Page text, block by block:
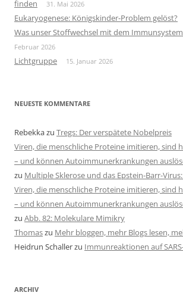
finden 31. Mai 2026
Eukaryogenese: Königskinder-Problem gelöst?
Was unser Stoffwechsel mit dem
Februar 2026
Lichtgruppe 15. Januar 2026
NEUESTE KOMMENTARE
Rebekkazu Tregs: Der verspätete Nobelpreis
Viren, die menschliche Proteine imitieren, sind
– und können Autoimmunerkrankungen
zu Multiple Sklerose und das Epstein-Barr-
Viren, die menschliche Proteine imitieren, sind
– und können Autoimmunerkrankungen
zu Abb. 82: Molekulare Mimikry
Thomaszu Mehr bloggen, mehr Blogs lesen,
Heidrun Schallerzu Immunreaktionen auf
ARCHIV